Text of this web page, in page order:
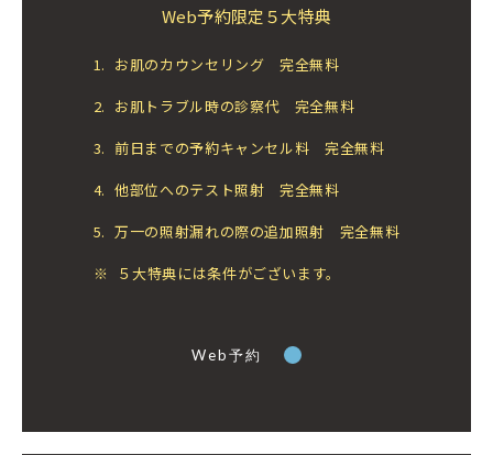
Web予約限定５大特典
1. お肌のカウンセリング 完全無料
2. お肌トラブル時の診察代 完全無料
3. 前日までの予約キャンセル料 完全無料
4. 他部位へのテスト照射 完全無料
5. 万一の照射漏れの際の追加照射 完全無料
※
５大特典には条件がございます。
Web予約